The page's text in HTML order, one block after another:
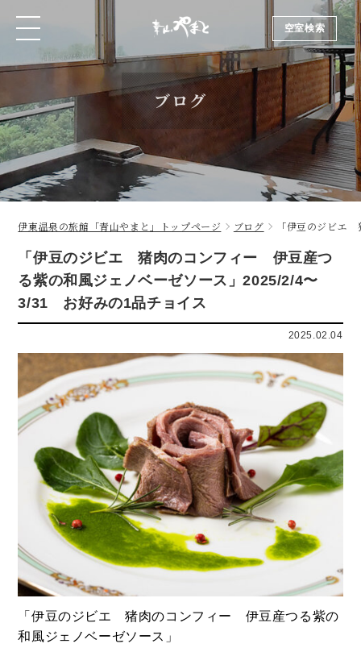
空室検索
空室検索
ブログ
伊東温泉の旅館「青山やまと」トップページ ブログ 「伊豆のジビエ
「伊豆のジビエ 猪肉のコンフィー 伊豆産つ
る紫の和風ジェノベーゼソース」2025/2/4〜
3/31 お好みの1品チョイス
2025.02.04
「伊豆のジビエ 猪肉のコンフィー 伊豆産つる紫の
和風ジェノベーゼソース」